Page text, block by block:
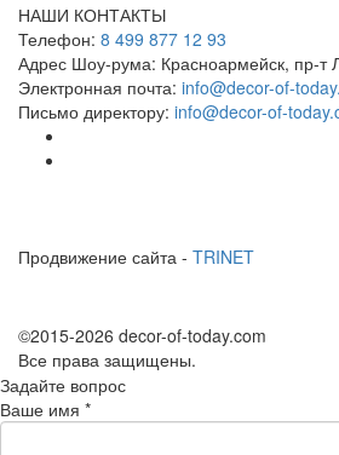
НАШИ КОНТАКТЫ
Телефон: 8 499 877 12 93
Адрес Шоу-рума: Красноармейск, пр-т
Электронная почта: info@decor-of-
Письмо директору: info@decor-of-
Продвижение сайта - TRINET
©2015-2026 decor-of-today.com
Все права защищены.
Задайте вопрос
Ваше имя *